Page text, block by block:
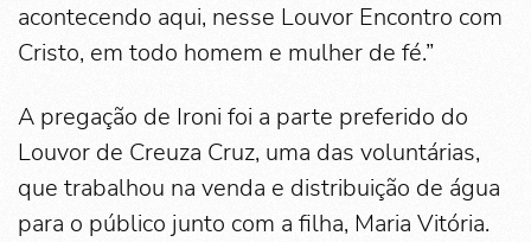
acontecendo aqui, nesse Louvor Encontro com
Cristo, em todo homem e mulher de fé.”
A pregação de Ironi foi a parte preferido do
Louvor de Creuza Cruz, uma das voluntárias,
que trabalhou na venda e distribuição de água
para o público junto com a filha, Maria Vitória.